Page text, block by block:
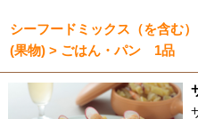
シーフードミックス（を含む
(果物) > ごはん・パン 1品